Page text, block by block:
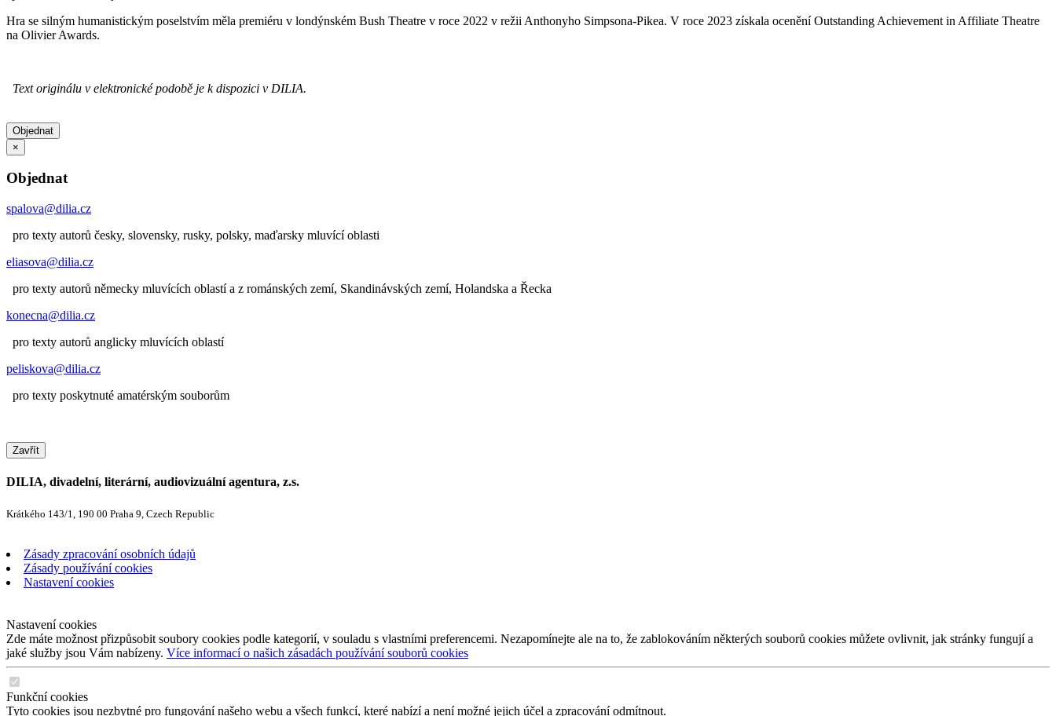
Hra se silným humanistickým poselstvím měla premiéru v londýnském Bush Theatre v roce 2022 v režii Anthonyho Simpsona-Pikea. V roce 2023 získala ocenění Outstanding Achievement in Affiliate Theatre
na Olivier Awards.
Text originálu v elektronické podobě je k dispozici v DILIA.
Objednat
×
Objednat
spalova@dilia.cz
pro texty autorů česky, slovensky, rusky, polsky, maďarsky mluvící oblasti
eliasova@dilia.cz
pro texty autorů německy mluvících oblastí a z románských zemí, Skandinávských zemí, Holandska a Řecka
konecna@dilia.cz
pro texty autorů anglicky mluvících oblastí
peliskova@dilia.cz
pro texty poskytnuté amatérským souborům
Zavřít
DILIA, divadelní, literární, audiovizuální agentura, z.s.
Krátkého 143/1, 190 00 Praha 9, Czech Republic
Zásady zpracování osobních údajů
Zásady používání cookies
Nastavení cookies
Nastavení cookies
Zde máte možnost přizpůsobit soubory cookies podle kategorií, v souladu s vlastními preferencemi. Nezapomínejte ale na to, že zablokováním některých souborů cookies můžete ovlivnit, jak stránky fungují a
jaké služby jsou Vám nabízeny. Více informací o našich zásadách používání souborů cookies
Funkční cookies
Tyto cookies jsou nezbytné pro fungování našeho webu a všech funkcí, které nabízí a není možné jejich účel a zpracování odmítnout.